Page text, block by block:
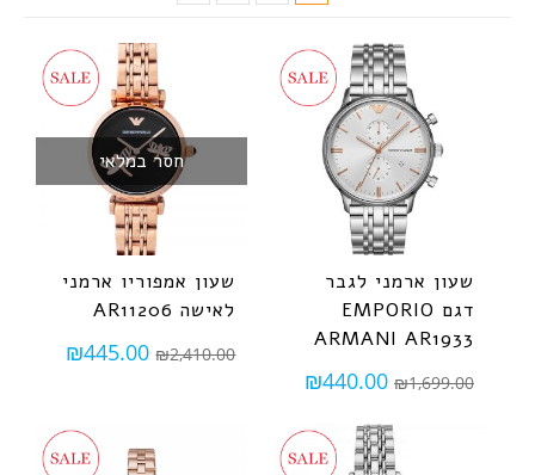
שעון ארמני לגבר
דגם EMPORIO
ARMANI AR1933
₪1,699.00
₪440.00
חסר במלאי
שעון אמפוריו ארמני
לאישה AR11206
₪2,410.00
₪445.00